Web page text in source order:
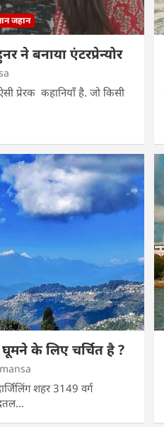
जहान
ने बनाया एंटरप्रेन्योर
प्रेरक कहानियाँ है. जो किसी
के लिए चर्चित है ?
शहर 3149 वर्ग